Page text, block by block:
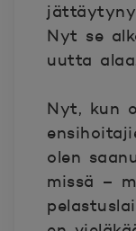
Nyt se
uutta
Nyt, kun
olen
missä –